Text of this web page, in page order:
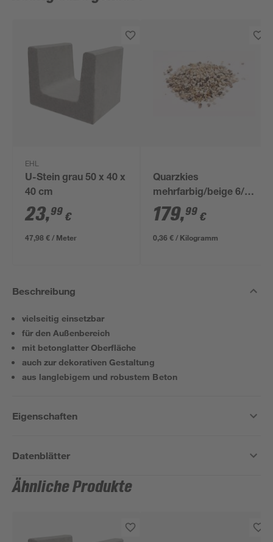
EHL
U-Stein grau 50 x 40 x
40 cm
23,99 €
47,98 € / Meter
Quarzkies
mehrfarbig/beige 6/8
mm 500 kg im Big
Bag
179,99 €
0,36 € / Kilogramm
Beschreibung
vielseitig einsetzbar
für den Außenbereich
mit betonglatter Oberfläche
auch zur dekorativen Gestaltung
aus langlebigem und robustem Beton
Eigenschaften
Datenblätter
Ähnliche Produkte